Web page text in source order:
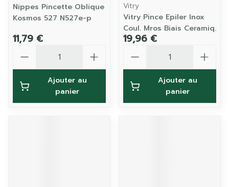
Nippes Pincette Oblique
Kosmos 527 N527e-p
11,79 €
Ajouter au
panier
Vitry
Vitry Pince Epiler Inox
Coul. Mros Biais Ceramiq.
19,96 €
Ajouter au
panier